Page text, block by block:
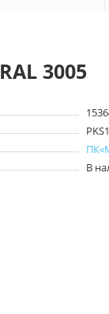
3005
В